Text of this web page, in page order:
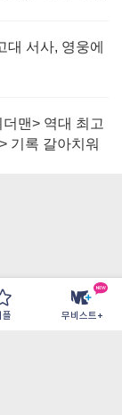
플 무비스트+
대 서사, 영웅에
맨> 역대 최고
기록 갈아치워